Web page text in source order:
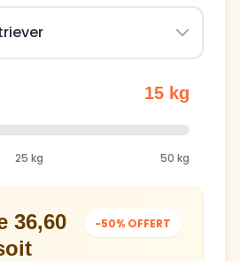
15 kg
25 kg 50 kg
36,60
-50% OFFERT